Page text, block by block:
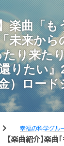
楽曲「も
未来か
たり来た
りたい』
）ロード
chevron_right 幸福の科学グル
【楽曲紹介】楽曲